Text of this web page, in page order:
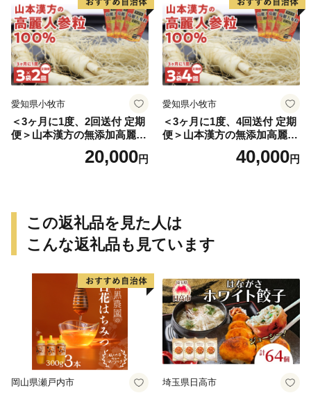
愛知県小牧市
＜3ヶ月に1度、2回送付 定期
便＞山本漢方の無添加高麗人
20,000円
愛知県小牧市
＜3ヶ月に1度、4回送付 定期
便＞山本漢方の無添加高麗人
40,000円
この返礼品を見た人は
こんな返礼品も見ています
岡山県瀬戸内市 埼玉県日高市